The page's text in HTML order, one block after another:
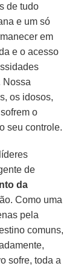
de tudo
e um só
em
e o acesso
Nossa
os idosos,
o
seu controle.
de
da
Como uma
pela
comuns,
sofre, toda a